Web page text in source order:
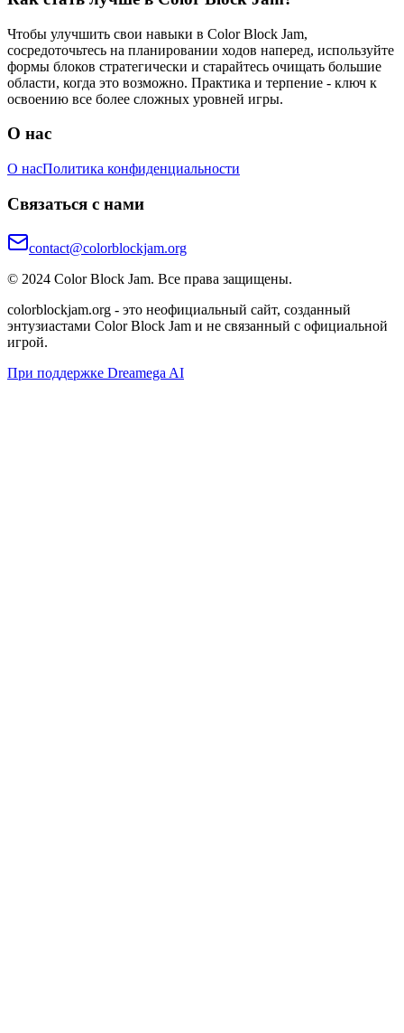
Чтобы улучшить свои навыки в Color Block Jam,
сосредоточьтесь на планировании ходов наперед, используйте
формы блоков стратегически и старайтесь очищать большие
области, когда это возможно. Практика и терпение - ключ к
освоению все более сложных уровней игры.
О нас
О насПолитика конфиденциальности
Связаться с нами
contact@colorblockjam.org
© 2024 Color Block Jam. Все права защищены.
colorblockjam.org - это неофициальный сайт, созданный
энтузиастами Color Block Jam и не связанный с официальной
игрой.
При поддержке Dreamega AI